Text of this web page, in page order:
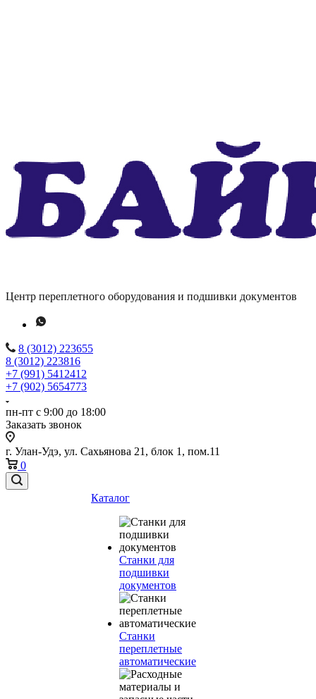
Центр переплетного оборудования и подшивки документов
8 (3012) 223655
8 (3012) 223816
+7 (991) 5412412
+7 (902) 5654773
пн-пт с 9:00 до 18:00
Заказать звонок
г. Улан-Удэ, ул. Сахьянова 21, блок 1, пом.11
0
Каталог
Станки для
подшивки
документов
Станки
переплетные
автоматические